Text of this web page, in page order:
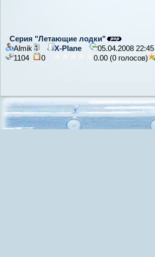
Серия "Летающие лодки"
Almik
X-Plane
05.04.2008 22:45
1104
0 0.00 (0 голосов)